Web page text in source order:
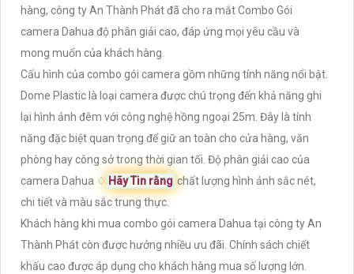
hàng, công ty An Thành Phát đã cho ra mắt Combo Gói
camera Dahua độ phân giải cao, đáp ứng mọi yêu cầu và
mong muốn của khách hàng.
Cấu hình của combo gói camera gồm những tính năng nổi bật.
Dome Plastic là loại camera được chú trọng đến khả năng ghi
lại hình ảnh đêm với công nghệ hồng ngoại 25m. Đây là tính
năng đặc biệt quan trọng để giữ an toàn cho cửa hàng, văn
phòng hay công sở trong thời gian tối. Độ phân giải cao của
camera Dahua ♢ Hãy Tin rằng chất lượng hình ảnh sắc nét,
chi tiết và màu sắc trung thực.
Khách hàng khi mua combo gói camera Dahua tại công ty An
Thành Phát còn được hưởng nhiều ưu đãi. Chính sách chiết
khấu cao được áp dụng cho khách hàng mua số lượng lớn.